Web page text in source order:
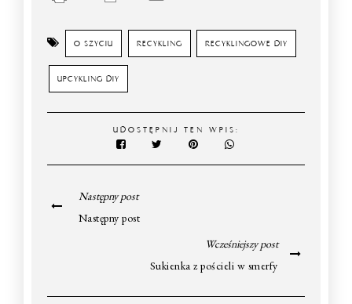
O SZYCIU RECYKLING RECYKLINGOWE DIY
UPCYKLING DIY
UDOSTĘPNIJ TEN WPIS:
Następny post
Następny post
Wcześniejszy post
Sukienka z pościeli w smerfy